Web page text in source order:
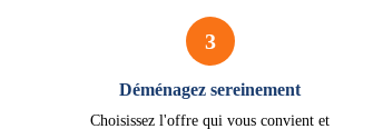
3
Déménagez sereinement
Choisissez l'offre qui vous convient et